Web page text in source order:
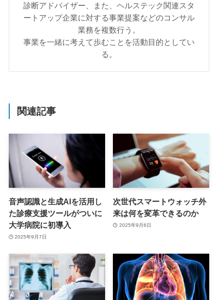
診断アドバイザー、また、ヘルステック関連スタ
ートアップ企業に対する事業提案などのコンサル
業務を複数行う。
事業を一緒に考えて歩むことを活動目的としてい
る。
関連記事
音声認識と生成AIを活用し
た診療支援ツールがついに
大学病院に初導入
2025年9月7日
次世代スマートウォッチ外
来は何を変革できるのか
2025年9月6日